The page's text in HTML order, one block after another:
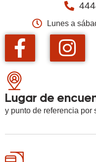
Lunes a
Lugar de
y punto de referencia por